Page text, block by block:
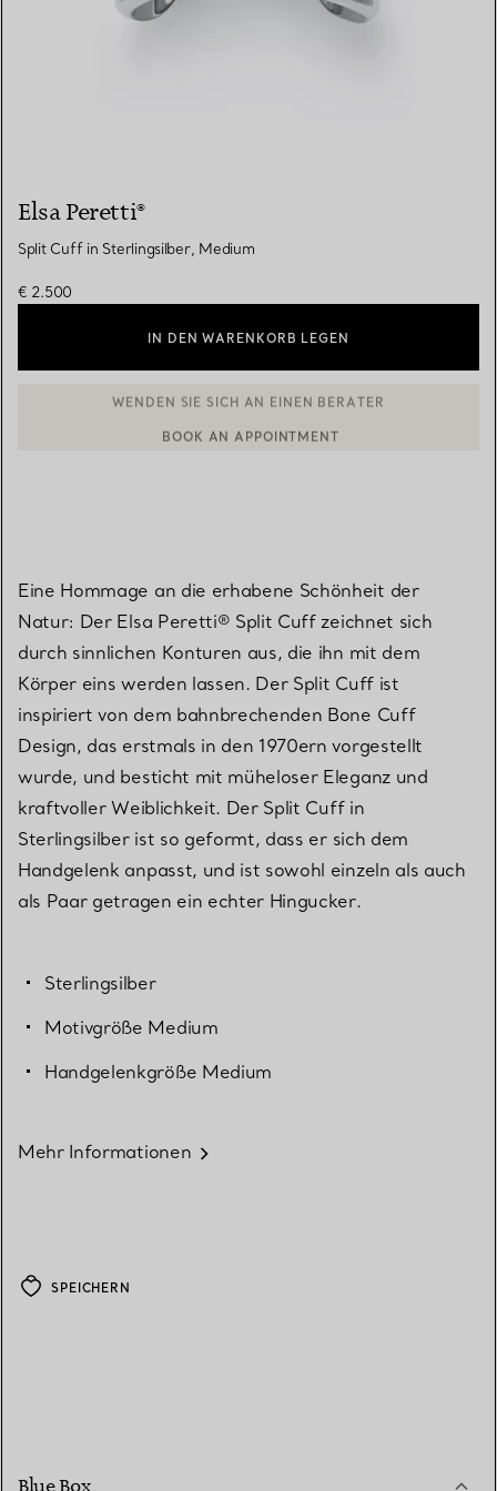
Elsa Peretti®
Split Cuff in Sterlingsilber, Medium
€ 2.500
IN DEN WARENKORB LEGEN
Eine Hommage an die erhabene Schönheit der
Natur: Der Elsa Peretti® Split Cuff zeichnet sich
durch sinnlichen Konturen aus, die ihn mit dem
Körper eins werden lassen. Der Split Cuff ist
inspiriert von dem bahnbrechenden Bone Cuff
Design, das erstmals in den 1970ern vorgestellt
wurde, und besticht mit müheloser Eleganz und
kraftvoller Weiblichkeit. Der Split Cuff in
Sterlingsilber ist so geformt, dass er sich dem
Handgelenk anpasst, und ist sowohl einzeln als auch
als Paar getragen ein echter Hingucker.
Sterlingsilber
Motivgröße Medium
Handgelenkgröße Medium
Mehr Informationen
SPEICHERN